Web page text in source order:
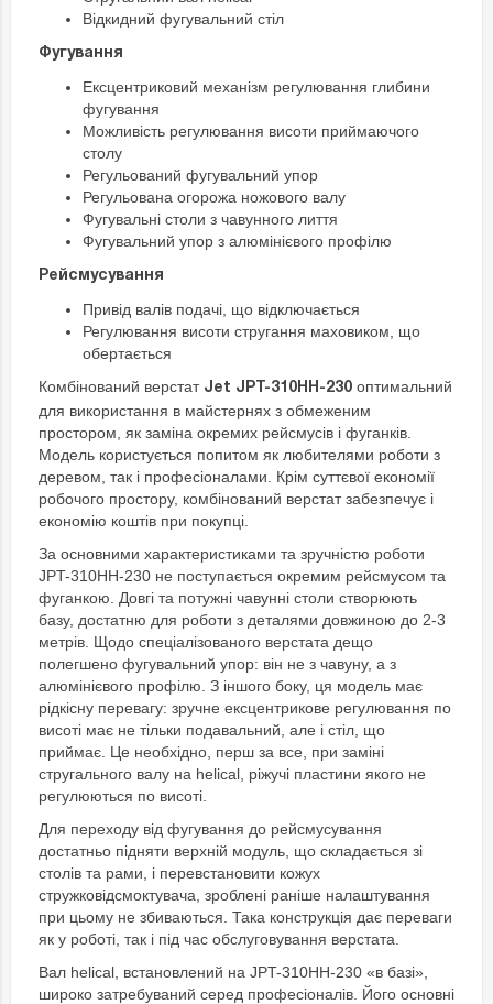
Відкидний фугувальний стіл
Фугування
Ексцентриковий механізм регулювання глибини
фугування
Можливість регулювання висоти приймаючого
столу
Регульований фугувальний упор
Регульована огорожа ножового валу
Фугувальні столи з чавунного лиття
Фугувальний упор з алюмінієвого профілю
Рейсмусування
Привід валів подачі, що відключається
Регулювання висоти стругання маховиком, що
обертається
Комбінований верстат Jet JPT-310HH-230 оптимальний
для використання в майстернях з обмеженим
простором, як заміна окремих рейсмусів і фуганків.
Модель користується попитом як любителями роботи з
деревом, так і професіоналами. Крім суттєвої економії
робочого простору, комбінований верстат забезпечує і
економію коштів при покупці.
За основними характеристиками та зручністю роботи
JPT-310HH-230 не поступається окремим рейсмусом та
фуганкою. Довгі та потужні чавунні столи створюють
базу, достатню для роботи з деталями довжиною до 2-3
метрів. Щодо спеціалізованого верстата дещо
полегшено фугувальний упор: він не з чавуну, а з
алюмінієвого профілю. З іншого боку, ця модель має
рідкісну перевагу: зручне ексцентрикове регулювання по
висоті має не тільки подавальний, але і стіл, що
приймає. Це необхідно, перш за все, при заміні
стругального валу на helical, ріжучі пластини якого не
регулюються по висоті.
Для переходу від фугування до рейсмусування
достатньо підняти верхній модуль, що складається зі
столів та рами, і перевстановити кожух
стружковідсмоктувача, зроблені раніше налаштування
при цьому не збиваються. Така конструкція дає переваги
як у роботі, так і під час обслуговування верстата.
Вал helical, встановлений на JPT-310HH-230 «в базі»,
широко затребуваний серед професіоналів. Його основні